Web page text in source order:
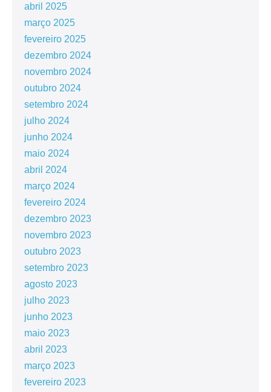
abril 2025
março 2025
fevereiro 2025
dezembro 2024
novembro 2024
outubro 2024
setembro 2024
julho 2024
junho 2024
maio 2024
abril 2024
março 2024
fevereiro 2024
dezembro 2023
novembro 2023
outubro 2023
setembro 2023
agosto 2023
julho 2023
junho 2023
maio 2023
abril 2023
março 2023
fevereiro 2023